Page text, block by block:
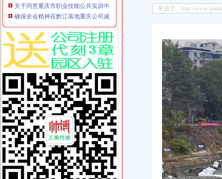
关于同意重庆市职业技能公共实训中心等150个职业技能等级认定社会评价机
确保全会精神在黔江落地重庆公司减资政策见效——黔江区各级各部门围绕区
来源于：http://